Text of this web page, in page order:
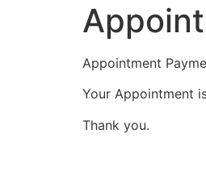
Appointment
Your Appointment
Thank you.